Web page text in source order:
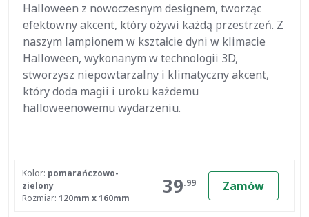
Halloween z nowoczesnym designem, tworząc
efektowny akcent, który ożywi każdą przestrzeń. Z
naszym lampionem w kształcie dyni w klimacie
Halloween, wykonanym w technologii 3D,
stworzysz niepowtarzalny i klimatyczny akcent,
który doda magii i uroku każdemu
halloweenowemu wydarzeniu.
Kolor: pomarańczowo-
zielony
Rozmiar: 120mm x 160mm 39.99 Zamów